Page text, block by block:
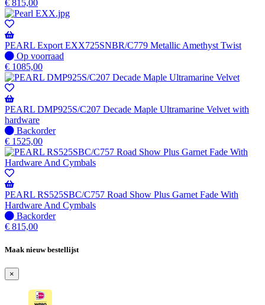
voorraad
-
Wordt
verzonden
wanneer
beschikbaar
€ 815,00
PEARL Export EXX725SNBR/C779 Metallic Amethyst Twist
Op
voorraad
Op voorraad
€ 1085,00
PEARL DMP925S/C207 Decade Maple Ultramarine Velvet with
hardware
Niet
op
voorraad
-
Wordt
verzonden
wanneer
beschikbaar
Backorder
€ 1525,00
PEARL RS525SBC/C757 Road Show Plus Garnet Fade With
Hardware And Cymbals
Niet
op
-
verzonden
wanneer
beschikbaar
Backorder
€ 815,00
Maak nieuw bestellijst
×